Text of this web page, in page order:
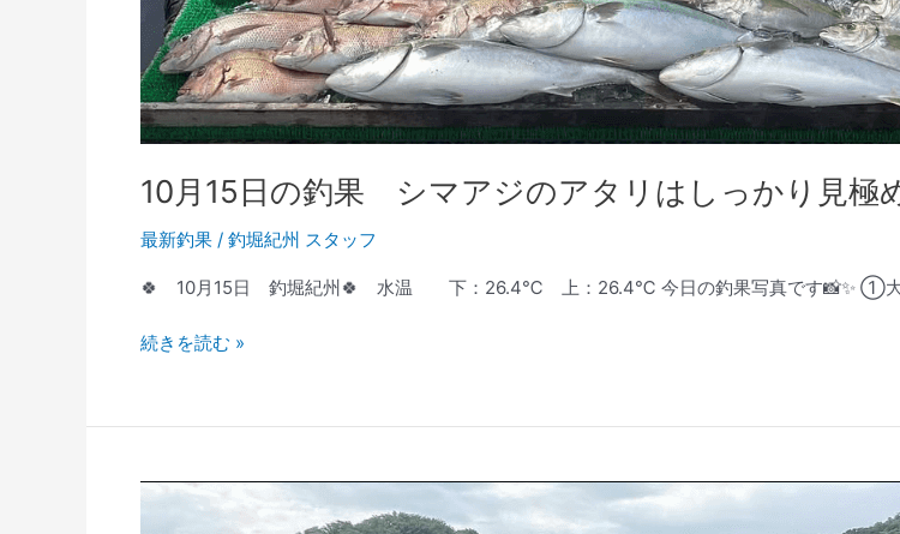
10月15日の釣果 シマアジのアタリはしっかり見極
最新釣果 / 釣堀紀州 スタッフ
🍀 10月15日 釣堀紀州🍀 水温 下：26.4℃ 上：26.4℃ 今日の釣果写真です📸✨ ①大
め
て
👀
続きを読む »
9